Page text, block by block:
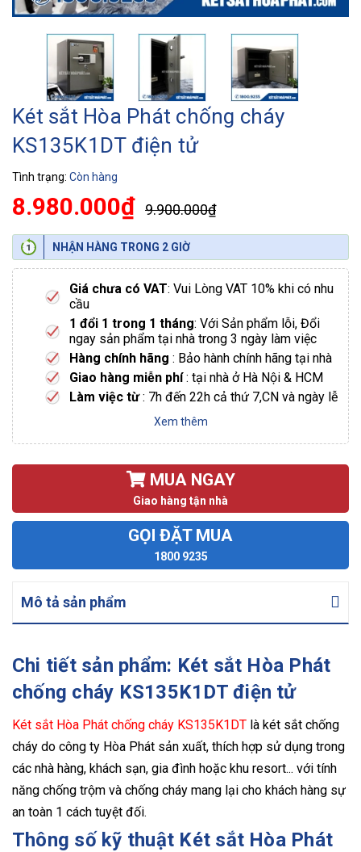
Két sắt Hòa Phát chống cháy
KS135K1DT điện tử
Tình trạng: Còn hàng
8.980.000₫ 9.900.000₫
NHẬN HÀNG TRONG 2 GIỜ
Giá chưa có VAT: Vui Lòng VAT 10% khi có nhu
cầu
1 đổi 1 trong 1 tháng: Với Sản phẩm lỗi, Đổi
ngay sản phẩm tại nhà trong 3 ngày làm việc
Hàng chính hãng : Bảo hành chính hãng tại nhà
Giao hàng miễn phí: tại nhà ở Hà Nội & HCM
Làm việc từ: 7h đến 22h cả thứ 7,CN và ngày lễ
Xem thêm
MUA NGAY
Giao hàng tận nhà
GỌI ĐẶT MUA
1800 9235
Mô tả sản phẩm
Chi tiết sản phẩm: Két sắt Hòa Phát
chống cháy KS135K1DT điện tử
Két sắt Hòa Phát chống cháy KS135K1DT là két sắt chống
cháy do công ty Hòa Phát sản xuất, thích hợp sử dụng trong
các nhà hàng, khách sạn, gia đình hoặc khu resort... với tính
năng chống trộm và chống cháy mang lại cho khách hàng sự
an toàn 1 cách tuyệt đối.
Thông số kỹ thuật Két sắt Hòa Phát